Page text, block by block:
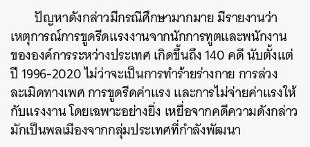
ปัญหาดังกล่าวมีกรณีศึกษามากมาย มีรายงานว่า
เหตุการณ์การขูดรีดแรงงานจากนักการทูตและพนักงาน
ขององค์การระหว่างประเทศ เกิดขึ้นถึง 140 คดี นับตั้งแต่
ปี 1996-2020 ไม่ว่าจะเป็นการทำร้ายร่างกาย การล่วง
ละเมิดทางเพศ การขูดรีดค่าแรง และการไม่จ่ายค่าแรงให้
กับแรงงาน โดยเฉพาะอย่างยิ่ง เหยื่อจากคดีความดังกล่าว
มักเป็นพลเมืองจากกลุ่มประเทศที่กำลังพัฒนา